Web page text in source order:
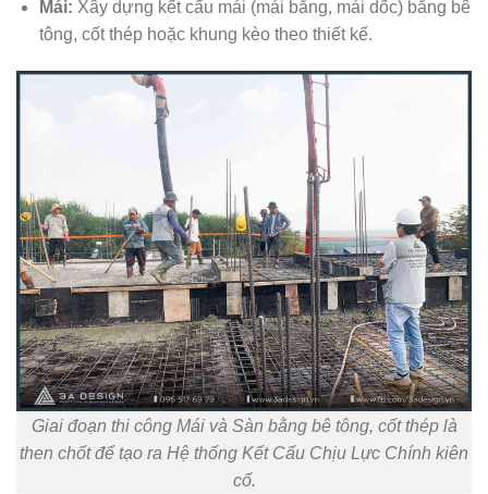
Mái: Xây dựng kết cấu mái (mái bằng, mái dốc) bằng bê
tông, cốt thép hoặc khung kèo theo thiết kế.
Giai đoạn thi công Mái và Sàn bằng bê tông, cốt thép là
then chốt để tạo ra Hệ thống Kết Cấu Chịu Lực Chính kiên
cố.